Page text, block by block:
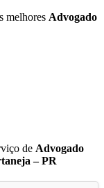
melhores Advogado
de Advogado
– PR